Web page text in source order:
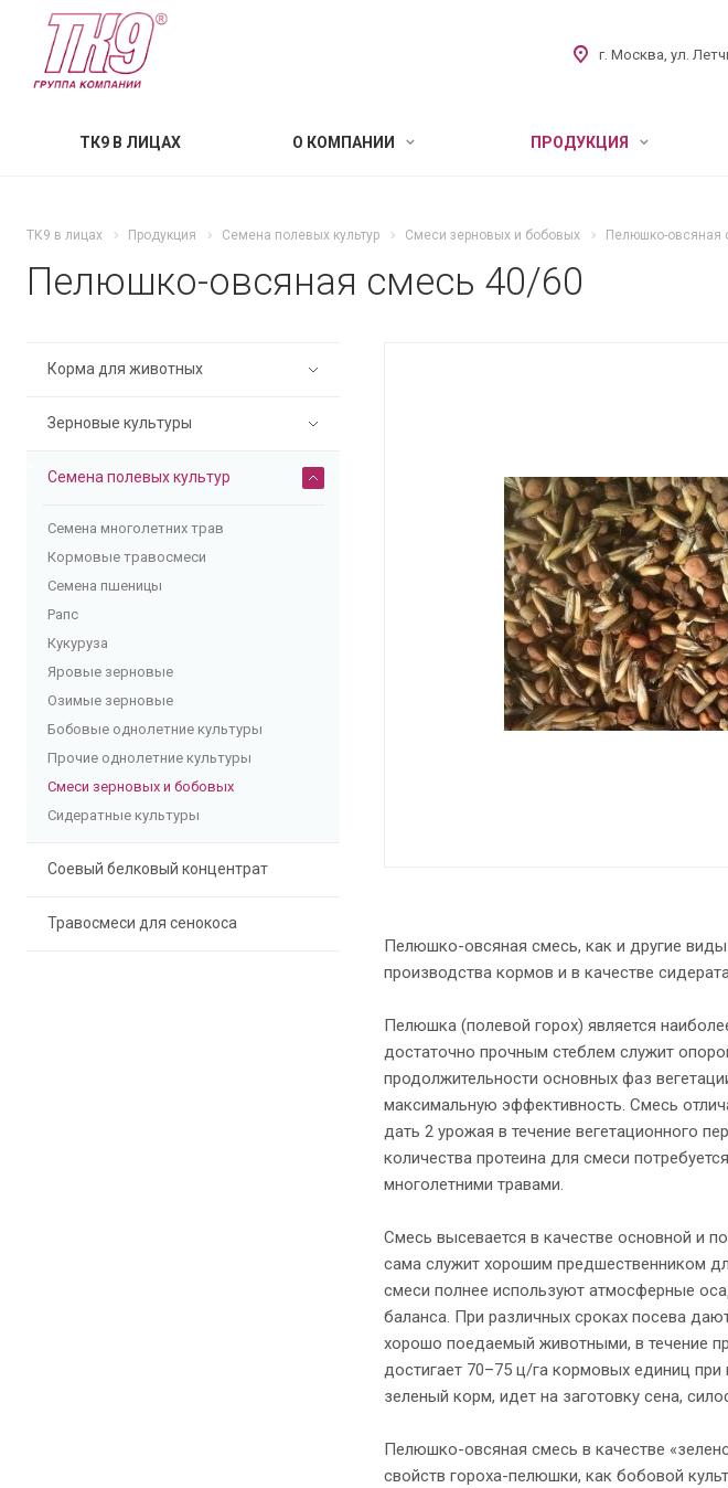
г. Москва, ул.
ТК9 В ЛИЦАХ О КОМПАНИИ ПРОДУКЦИЯ
ТК9 в лицах Продукция Семена полевых культур Смеси зерновых и бобовых Пелюшко-овсяная
Пелюшко-овсяная смесь 40/60
Пелюшко-овсяная смесь, как и другие
производства кормов и в качестве
Пелюшка (полевой горох) является
достаточно прочным стеблем служит
продолжительности основных фаз
максимальную эффективность. Смесь
дать 2 урожая в течение вегетационного
количества протеина для смеси
многолетними травами.
Смесь высевается в качестве основной и
сама служит хорошим предшественником
смеси полнее используют атмосферные
баланса. При различных сроках посева
хорошо поедаемый животными, в течение
достигает 70–75 ц/га кормовых единиц
зеленый корм, идет на заготовку сена,
Пелюшко-овсяная смесь в качестве
свойств гороха-пелюшки, как бобовой
Корма для животных
Зерновые культуры
Семена полевых культур
Семена многолетних трав
Кормовые травосмеси
Семена пшеницы
Рапс
Кукуруза
Яровые зерновые
Озимые зерновые
Бобовые однолетние культуры
Прочие однолетние культуры
Смеси зерновых и бобовых
Сидератные культуры
Соевый белковый концентрат
Травосмеси для сенокоса